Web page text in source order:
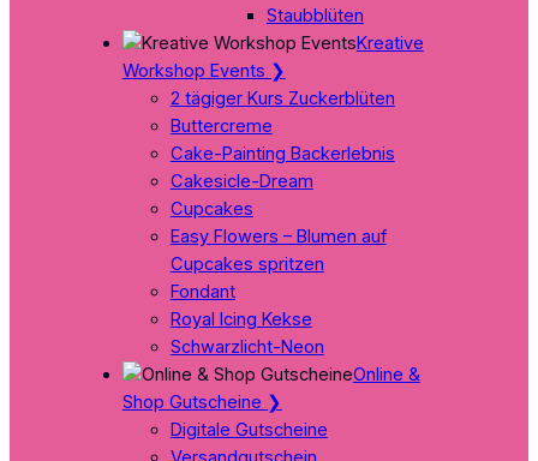
Staubblüten
Kreative
Workshop Events ❯
2 tägiger Kurs Zuckerblüten
Buttercreme
Cake-Painting Backerlebnis
Cakesicle-Dream
Cupcakes
Easy Flowers – Blumen auf
Cupcakes spritzen
Fondant
Royal Icing Kekse
Schwarzlicht-Neon
Online &
Shop Gutscheine ❯
Digitale Gutscheine